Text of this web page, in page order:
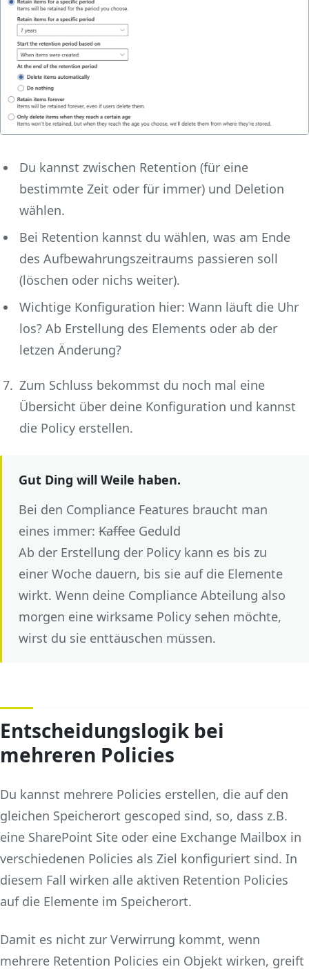
Du kannst zwischen Retention (für eine
bestimmte Zeit oder für immer) und Deletion
wählen.
Bei Retention kannst du wählen, was am Ende
des Aufbewahrungszeitraums passieren soll
(löschen oder nichs weiter).
Wichtige Konfiguration hier: Wann läuft die Uhr
los? Ab Erstellung des Elements oder ab der
letzen Änderung?
Zum Schluss bekommst du noch mal eine
Übersicht über deine Konfiguration und kannst
die Policy erstellen.
Gut Ding will Weile haben.
Bei den Compliance Features braucht man
eines immer: Kaffee Geduld
Ab der Erstellung der Policy kann es bis zu
einer Woche dauern, bis sie auf die Elemente
wirkt. Wenn deine Compliance Abteilung also
morgen eine wirksame Policy sehen möchte,
wirst du sie enttäuschen müssen.
Entscheidungslogik bei
mehreren Policies
Du kannst mehrere Policies erstellen, die auf den
gleichen Speicherort gescoped sind, so, dass z.B.
eine SharePoint Site oder eine Exchange Mailbox in
verschiedenen Policies als Ziel konfiguriert sind. In
diesem Fall wirken alle aktiven Retention Policies
auf die Elemente im Speicherort.
Damit es nicht zur Verwirrung kommt, wenn
mehrere Retention Policies ein Objekt wirken, greift